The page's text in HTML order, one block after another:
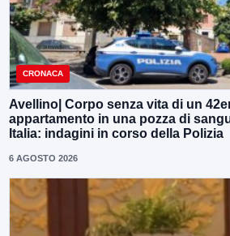
CRONACA
Avellino| Corpo senza vita di un
appartamento in una pozza di
Italia: indagini in corso della Polizia
6 AGOSTO 2026